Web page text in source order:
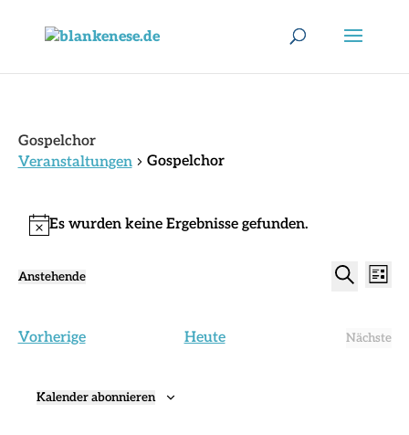
Gospelchor
Veranstaltungen
Gospelchor
Hinweis
Es wurden keine Ergebnisse gefunden.
Liste
Anstehende
VorherigeVeranstaltungenHeute
Nächste
Kalender abonnieren